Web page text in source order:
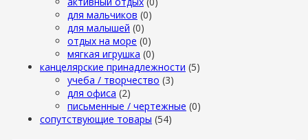
для мальчиков (0)
для малышей (0)
отдых на море (0)
мягкая игрушка (0)
канцелярские принадлежности (5)
учеба / творчество (3)
для офиса (2)
письменные / чертежные (0)
сопутствующие товары (54)